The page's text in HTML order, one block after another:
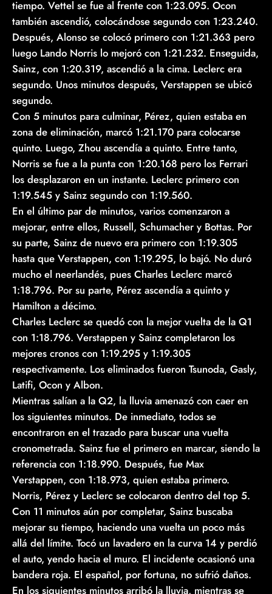
tiempo. Vettel se fue al frente con 1:23.095. Ocon
también ascendió, colocándose segundo con 1:23.240.
Después, Alonso se colocó primero con 1:21.363 pero
luego Lando Norris lo mejoró con 1:21.232. Enseguida,
Sainz, con 1:20.319, ascendió a la cima. Leclerc era
segundo. Unos minutos después, Verstappen se ubicó
segundo.
Con 5 minutos para culminar, Pérez, quien estaba en
zona de eliminación, marcó 1:21.170 para colocarse
quinto. Luego, Zhou ascendía a quinto. Entre tanto,
Norris se fue a la punta con 1:20.168 pero los Ferrari
los desplazaron en un instante. Leclerc primero con
1:19.545 y Sainz segundo con 1:19.560.
En el último par de minutos, varios comenzaron a
mejorar, entre ellos, Russell, Schumacher y Bottas. Por
su parte, Sainz de nuevo era primero con 1:19.305
hasta que Verstappen, con 1:19.295, lo bajó. No duró
mucho el neerlandés, pues Charles Leclerc marcó
1:18.796. Por su parte, Pérez ascendía a quinto y
Hamilton a décimo.
Charles Leclerc se quedó con la mejor vuelta de la Q1
con 1:18.796. Verstappen y Sainz completaron los
mejores cronos con 1:19.295 y 1:19.305
respectivamente. Los eliminados fueron Tsunoda, Gasly,
Latifi, Ocon y Albon.
Mientras salían a la Q2, la lluvia amenazó con caer en
los siguientes minutos. De inmediato, todos se
encontraron en el trazado para buscar una vuelta
cronometrada. Sainz fue el primero en marcar, siendo la
referencia con 1:18.990. Después, fue Max
Verstappen, con 1:18.973, quien estaba primero.
Norris, Pérez y Leclerc se colocaron dentro del top 5.
Con 11 minutos aún por completar, Sainz buscaba
mejorar su tiempo, haciendo una vuelta un poco más
allá del límite. Tocó un lavadero en la curva 14 y perdió
el auto, yendo hacia el muro. El incidente ocasionó una
bandera roja. El español, por fortuna, no sufrió daños.
En los siguientes minutos arribó la lluvia, mientras se